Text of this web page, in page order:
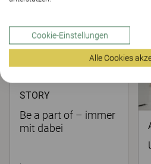
STORY
Be a part of – immer
mit dabei
,
Cookie-Einstellungen
Alle Cookies